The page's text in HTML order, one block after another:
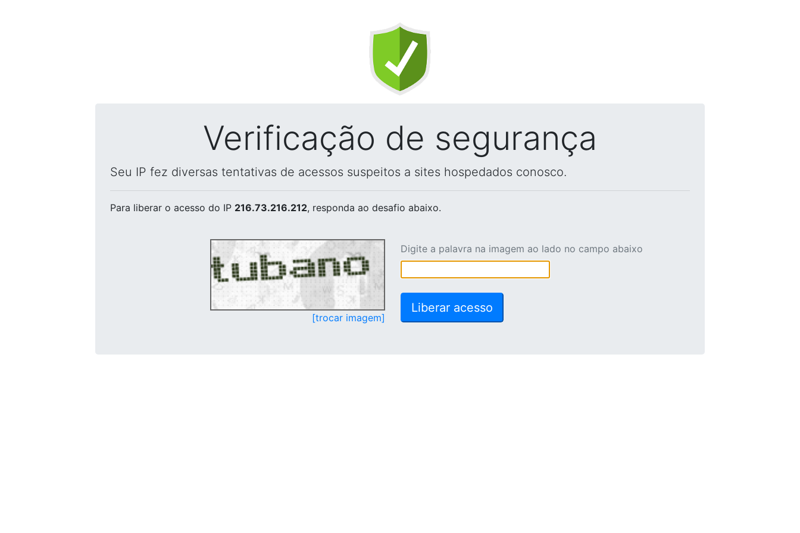
Verificação de segurança
Seu IP fez diversas tentativas de acessos suspeitos a sites hospedados conosco.
Para liberar o acesso do IP 216.73.216.212, responda ao desafio abaixo.
[trocar imagem]
Digite a palavra na imagem ao lado no campo abaixo